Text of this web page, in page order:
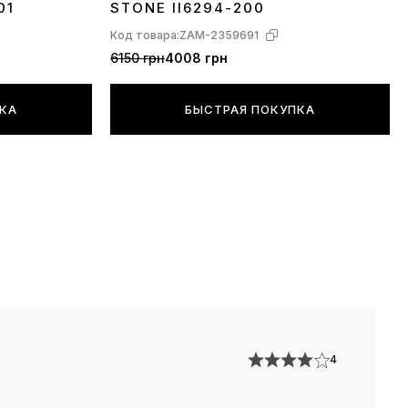
у предшественника, так что все оды о
надежности и комфорте кроссовок Air Max 90
95, в целом, стало незначительное изменение
Air Max TN Plus это нечто среднее, между
STONE II6294-200
Код товара:ZAM-2359691
6150 грн4008 грн
БЫСТРАЯ ПОКУПКА
4